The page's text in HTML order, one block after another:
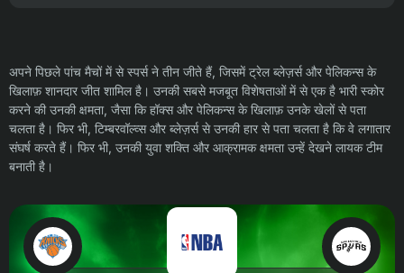
अपने पिछले पांच मैचों में से स्पर्स ने तीन जीते हैं, जिसमें ट्रेल ब्लेज़र्स और पेलिकन्स के
खिलाफ़ शानदार जीत शामिल है। उनकी सबसे मजबूत विशेषताओं में से एक है भारी स्कोर
करने की उनकी क्षमता, जैसा कि हॉक्स और पेलिकन्स के खिलाफ़ उनके खेलों से पता
चलता है। फिर भी, टिम्बरवॉल्व्स और ब्लेज़र्स से उनकी हार से पता चलता है कि वे लगातार
संघर्ष करते हैं। फिर भी, उनकी युवा शक्ति और आक्रामक क्षमता उन्हें देखने लायक टीम
बनाती है।